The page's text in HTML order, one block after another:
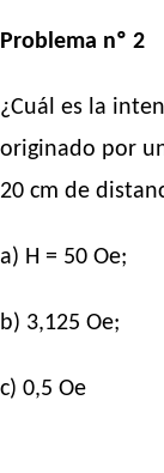
Problema nº 2
¿Cuál es la
originado por
20 cm de
a) H = 50 Oe;
b) 3,125 Oe;
c) 0,5 Oe